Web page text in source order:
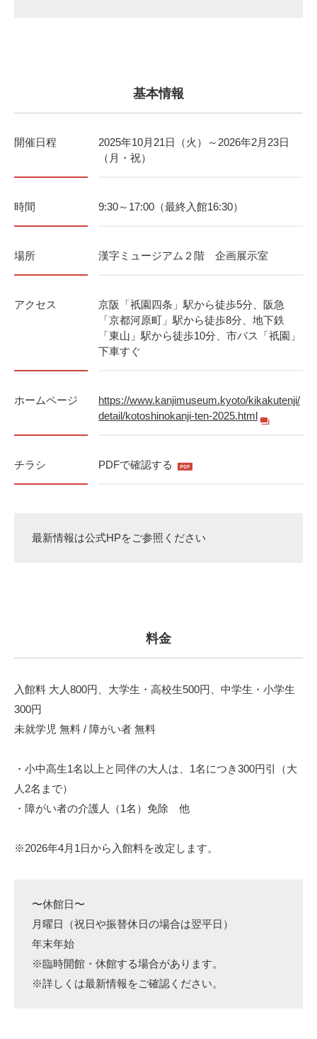
基本情報
開催日程
2025年10月21日（火）～2026年2月23日
（月・祝）
時間 9:30～17:00（最終入館16:30）
場所 漢字ミュージアム２階 企画展示室
アクセス
京阪「祇園四条」駅から徒歩5分、阪急
「京都河原町」駅から徒歩8分、地下鉄
「東山」駅から徒歩10分、市バス「祇園」
下車すぐ
ホームページ
https://www.kanjimuseum.kyoto/kikakutenji/
detail/kotoshinokanji-ten-2025.html
チラシ PDFで確認する
最新情報は公式HPをご参照ください
料金
入館料 大人800円、大学生・高校生500円、中学生・小学生
300円
未就学児 無料 / 障がい者 無料
・小中高生1名以上と同伴の大人は、1名につき300円引（大
人2名まで）
・障がい者の介護人（1名）免除 他
※2026年4月1日から入館料を改定します。
〜休館日〜
月曜日（祝日や振替休日の場合は翌平日）
年末年始
※臨時開館・休館する場合があります。
※詳しくは最新情報をご確認ください。